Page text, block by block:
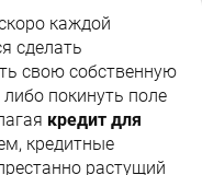
каждой
сделать
свою собственную
покинуть поле
кредит для
кредитные
растущий